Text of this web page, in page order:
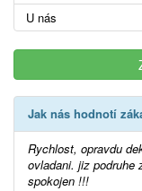
U nás
Jak nás hodnotí
Rychlost, opravdu dekuji za rychlost v doruceni dalkoveho
ovladani. jiz podruhe
spokojen !!!